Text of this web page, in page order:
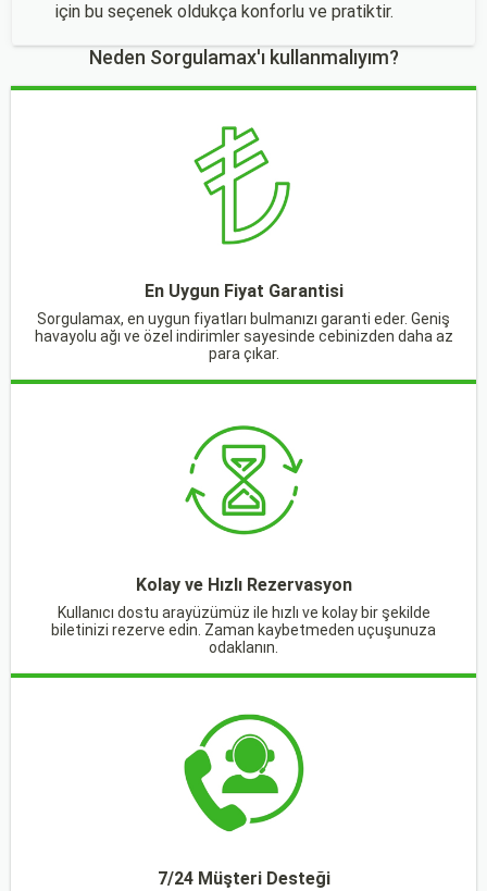
için bu seçenek oldukça konforlu ve pratiktir.
Neden Sorgulamax'ı kullanmalıyım?
En Uygun Fiyat Garantisi
Sorgulamax, en uygun fiyatları bulmanızı garanti eder. Geniş
havayolu ağı ve özel indirimler sayesinde cebinizden daha az
para çıkar.
Kolay ve Hızlı Rezervasyon
Kullanıcı dostu arayüzümüz ile hızlı ve kolay bir şekilde
biletinizi rezerve edin. Zaman kaybetmeden uçuşunuza
odaklanın.
7/24 Müşteri Desteği